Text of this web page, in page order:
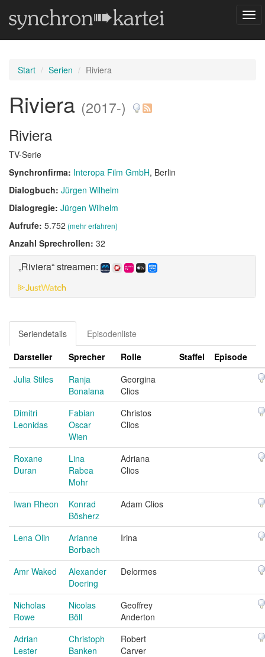
Start Serien Riviera
Riviera (2017-)
Riviera
TV-Serie
Synchronfirma: Interopa Film GmbH, Berlin
Dialogbuch: Jürgen Wilhelm
Dialogregie: Jürgen Wilhelm
Aufrufe: 5.752 (mehr erfahren)
Anzahl Sprechrollen: 32
„Riviera“ streamen:
Seriendetails
Episodenliste
Darsteller
Sprecher Rolle Staffel
Episode
Julia Stiles
Ranja
Bonalana
Georgina
Clios
Dimitri
Leonidas
Fabian
Oscar
Wien
Christos
Clios
Roxane
Duran
Lina
Rabea
Mohr
Adriana
Clios
Iwan Rheon
Konrad
Bösherz
Adam Clios
Lena Olin
Arianne
Borbach
Irina
Amr Waked
Alexander
Doering
Delormes
Nicholas
Rowe
Nicolas
Böll
Geoffrey
Anderton
Adrian
Lester
Christoph
Banken
Robert
Carver